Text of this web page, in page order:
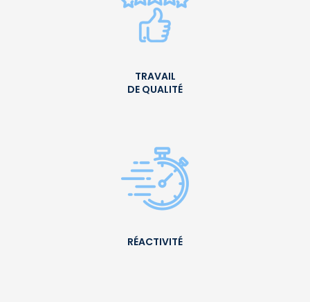
TRAVAIL
DE QUALITÉ
RÉACTIVITÉ